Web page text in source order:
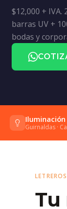
$12,000 +
barras UV +
bodas y
Iluminación
Tu